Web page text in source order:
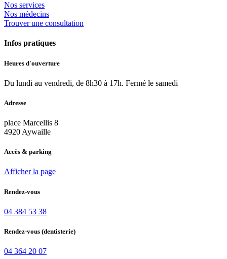
Nos services
Nos médecins
Trouver une consultation
Infos pratiques
Heures d'ouverture
Du lundi au vendredi, de 8h30 à 17h. Fermé le samedi
Adresse
place Marcellis 8
4920 Aywaille
Accès & parking
Afficher la page
Rendez-vous
04 384 53 38
Rendez-vous (dentisterie)
04 364 20 07